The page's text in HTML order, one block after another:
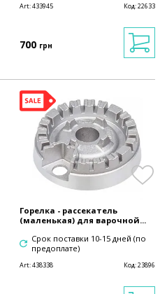
Art:433945 Код:22633
700 грн
Горелка - рассекатель
(маленькая) для варочной...
Срок поставки 10-15 дней (по
предоплате)
Art:438338 Код:23896